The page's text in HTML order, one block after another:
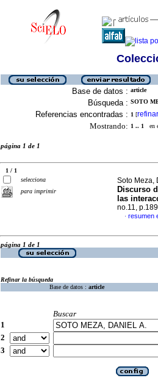
Base de datos : article
Búsqueda : SOTO
Referencias encontradas : 1 [refinar
Mostrando: 1 .. 1 en
página 1 de 1
1 / 1
selecciona
para imprimir
Soto Meza,
Discurso
las
no.11,
· resumen
página 1 de 1
Refinar la búsqueda
Base de datos : article
Buscar
1
2
3